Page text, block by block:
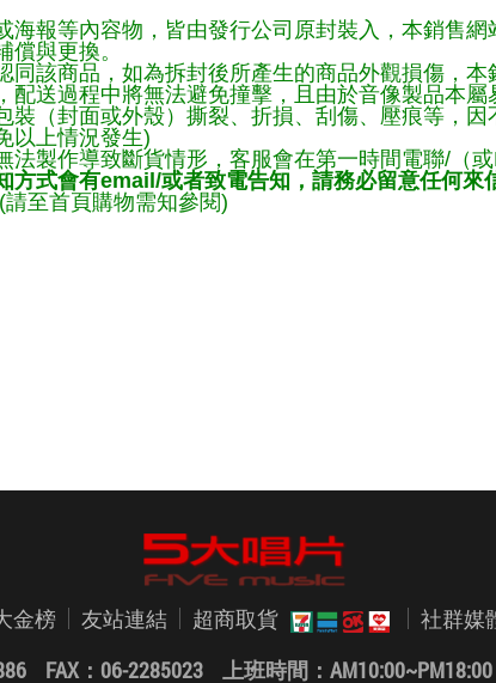
海報等內容物，皆由發行公司原封裝入，本銷售
與更換。
同該商品，如為拆封後所產生的商品外觀損傷，本
配送過程中將無法避免撞擊，且由於音像製品本
裝（封面或外殼）撕裂、折損、刮傷、壓痕等，
以上情況發生)
法製作導致斷貨情形，客服會在第一時間電聯/（
方式會有email/或者致電告知，請務必留意任何來
至首頁購物需知參閱)
金榜 友站連結 超商取貨 社群媒
FAX：06-2285023上班時間：